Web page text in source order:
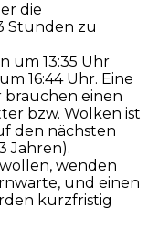
die
Stunden zu
um 13:35 Uhr
16:44 Uhr. Eine
brauchen einen
bzw. Wolken ist
den nächsten
Jahren).
wenden
und einen
kurzfristig